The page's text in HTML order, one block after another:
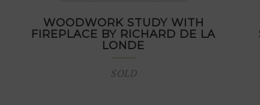
WOODWORK STUDY WITH
FIREPLACE BY RICHARD DE LA
LONDE
SOLD